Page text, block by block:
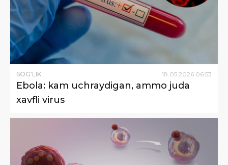
SOG'LIK 18 05 2026 06:53
Ebola: kam uchraydigan, ammo juda
xavfli virus